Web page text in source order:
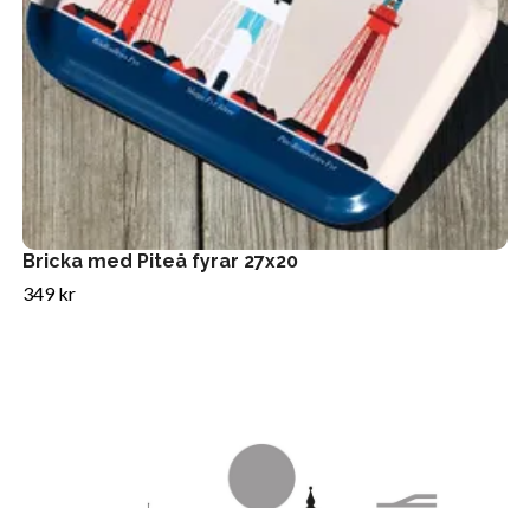
Bricka med Piteå fyrar 27x20
349 kr